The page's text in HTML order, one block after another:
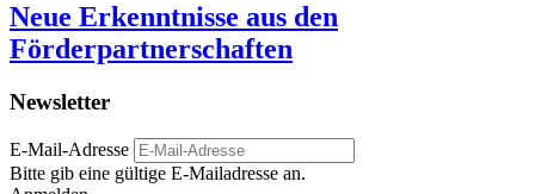
Neue Erkenntnisse aus den
Förderpartnerschaften
Newsletter
E-Mail-Adresse
Bitte gib eine gültige E-Mailadresse an.